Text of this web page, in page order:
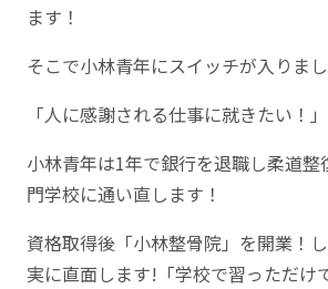
ます！
そこで小林青年にスイッチが入りま
「人に感謝される仕事に就きたい！」
小林青年は1年で銀行を退職し柔道整
門学校に通い直します！
資格取得後「小林整骨院」を開業！
実に直面します!「学校で習っただけ